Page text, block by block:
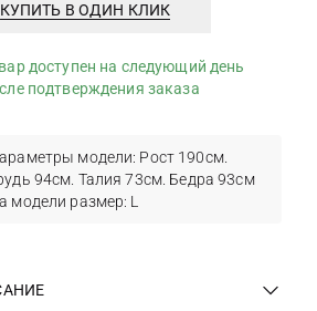
КУПИТЬ В ОДИН КЛИК
доступен на следующий день
подтверждения заказа
модели: Рост 190см.
94см. Талия 73см. Бедра 93см
модели размер: L